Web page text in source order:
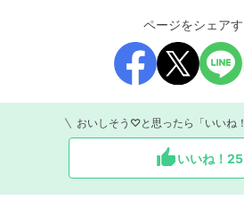
ページをシェアす
おいしそう♡と思ったら「いいね
いいね！ 25